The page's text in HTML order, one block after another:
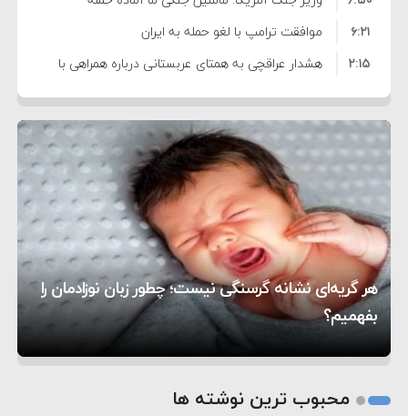
نظامی علیه ایران است
موافقت ترامپ با لغو حمله به ایران
۶:۲۱
هشدار عراقچی به همتای عربستانی درباره همراهی با
آمریکا
۲:۱۵
مقام ارشد امنیتی: برنامه گسترده‌ای برای پاسخ به
دیوانگی آمریکا داریم
۷:۱۰
ترامپ دستور حملات جدید علیه ایران را صادر کرد
۵:۴۵
سپاه: دو نفتکش متخلف مورد اصابت قرار گرفته و
متوقف شدند
۱۲:۵۹
ترامپ مدعی توافق تاریخی برای خلع سلاح کامل
حماس شد
۸:۵۷
اعتراض عراقچی به همتای بلغارستانی به دلیل کمک
به آمریکا در حملات به ایران
۱۶:۱۹
کشورهایی که به متجاوزان کمک می کنند پاسخ
سختی خواهند گرفت
۱۰:۱۵
سنتکام پایان تجاوز جدید به ایران را اعلام کرد
۶:۰۵
هر گریه‌ای نشانه گرسنگی نیست؛ چطور زبان نوزادمان را
بفهمیم؟
تغذیه پدر می‌تواند بر سلامت نوزاد تأثیر بگذارد
روی دیگر زندگی
2
محبوب ترین نوشته ها